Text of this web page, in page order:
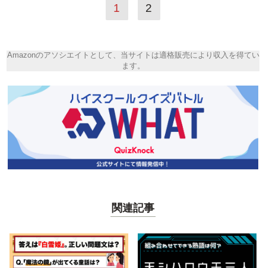
1 2
Amazonのアソシエイトとして、当サイトは適格販売により収入を得てい
ます。
関連記事